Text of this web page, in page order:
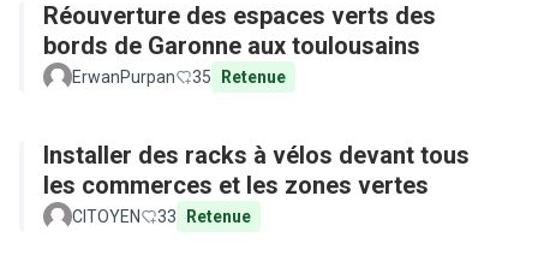
Réouverture des espaces verts des
bords de Garonne aux toulousains
ErwanPurpan 35 Retenue
Installer des racks à vélos devant tous
les commerces et les zones vertes
CITOYEN 33 Retenue